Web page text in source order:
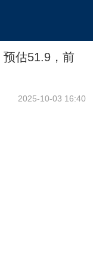
估51.9，前
2025-10-03 16:40